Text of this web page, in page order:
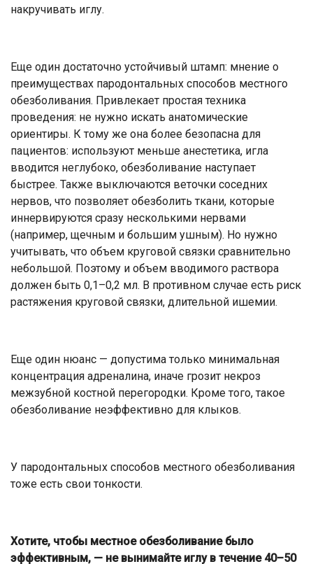
накручивать иглу.
Еще один достаточно устойчивый штамп: мнение о
преимуществах пародонтальных способов местного
обезболивания. Привлекает простая техника
проведения: не нужно искать анатомические
ориентиры. К тому же она более безопасна для
пациентов: используют меньше анестетика, игла
вводится неглубоко, обезболивание наступает
быстрее. Также выключаются веточки соседних
нервов, что позволяет обезболить ткани, которые
иннервируются сразу несколькими нервами
(например, щечным и большим ушным). Но нужно
учитывать, что объем круговой связки сравнительно
небольшой. Поэтому и объем вводимого раствора
должен быть 0,1–0,2 мл. В противном случае есть риск
растяжения круговой связки, длительной ишемии.
Еще один нюанс — допустима только минимальная
концентрация адреналина, иначе грозит некроз
межзубной костной перегородки. Кроме того, такое
обезболивание неэффективно для клыков.
У пародонтальных способов местного обезболивания
тоже есть свои тонкости.
Хотите, чтобы местное обезболивание было
эффективным, — не вынимайте иглу в течение 40–50